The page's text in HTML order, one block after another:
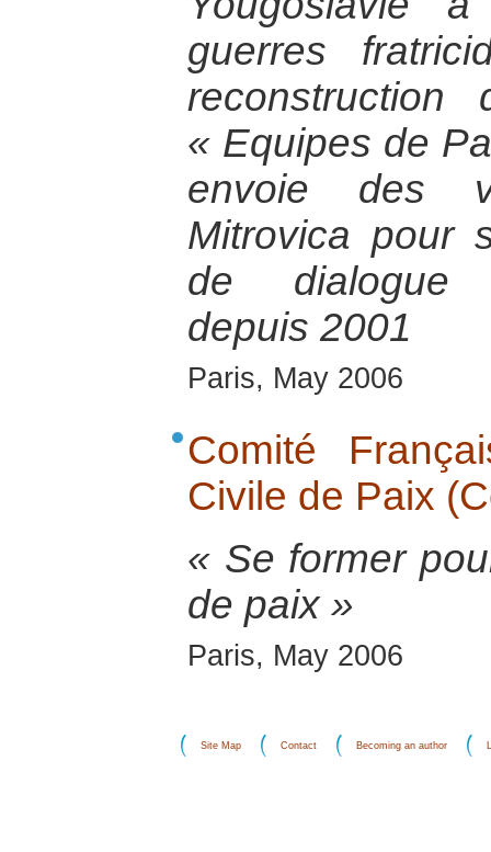
guerres
reconstruction
« Equipes de
envoie des
Mitrovica pour
de dialogue
depuis 2001
Paris, May 2006
Comité
Civile de Paix
« Se former
de paix »
Paris, May 2006
Site Map Contact Becoming an author